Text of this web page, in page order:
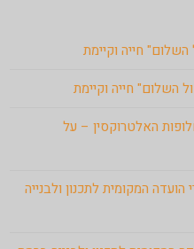
השלום" חייה וקיימת
השלום" חייה וקיימת
האלטרוקסין – על
הועדה המקומית לתכנון ולבנייה